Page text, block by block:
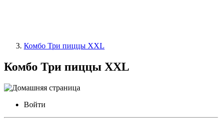
Комбо Три пиццы XXL
Комбо Три пиццы XXL
Войти